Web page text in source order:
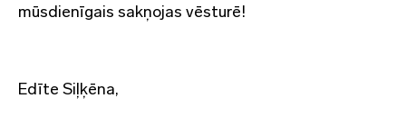
mūsdienīgais sakņojas vēsturē!
Edīte Siļķēna,